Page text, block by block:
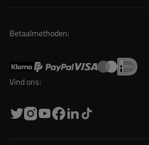
Betaalmethoden:
Vind ons: